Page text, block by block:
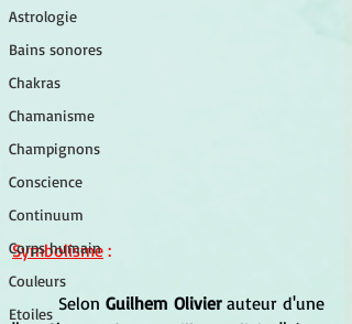
Astrologie
Bains sonores
Chakras
Chamanisme
Champignons
Conscience
Continuum
Corps humain
Couleurs
Etoiles
Symbolisme :
Selon Guilhem Olivier auteur d'une